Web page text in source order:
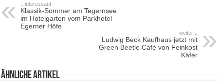
.. interessant
Klassik-Sommer am Tegernsee
im Hotelgarten vom Parkhotel
Egerner Höfe
weiter ..
Ludwig Beck Kaufhaus jetzt mit
Green Beetle Café von Feinkost
Käfer
ähnliche Artikel